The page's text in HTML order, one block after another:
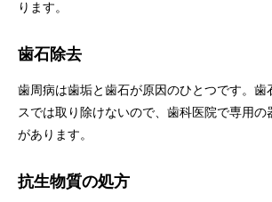
ります。
歯石除去
歯周病は歯垢と歯石が原因のひとつです。歯
スでは取り除けないので、歯科医院で専用の
があります。
抗生物質の処方